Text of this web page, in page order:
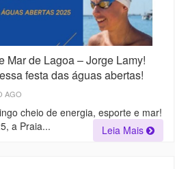
Mar de Lagoa – Jorge Lamy!
festa das águas abertas!
AGO
cheio de energia, esporte e mar!
a Praia...
Leia Mais